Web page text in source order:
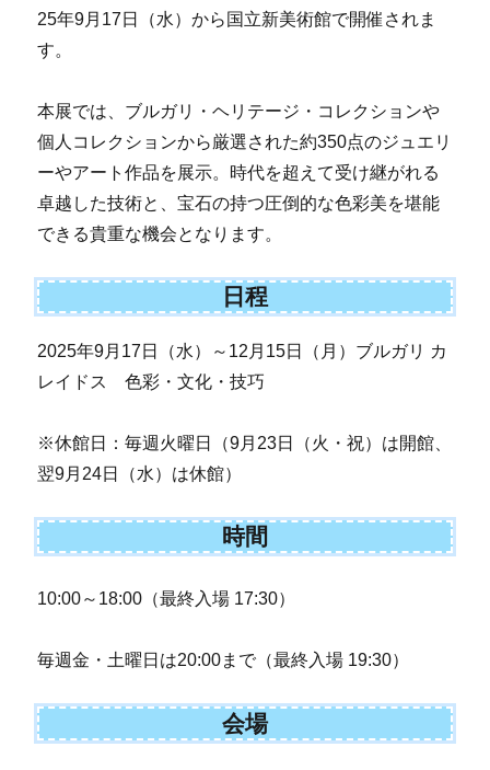
25年9月17日（水）から国立新美術館で開催されま
す。
本展では、ブルガリ・ヘリテージ・コレクションや
個人コレクションから厳選された約350点のジュエリ
ーやアート作品を展示。時代を超えて受け継がれる
卓越した技術と、宝石の持つ圧倒的な色彩美を堪能
できる貴重な機会となります。
日程
2025年9月17日（水）～12月15日（月） ブルガリ カ
レイドス 色彩・文化・技巧
※休館日：毎週火曜日（9月23日（火・祝）は開館、
翌9月24日（水）は休館）
時間
10:00～18:00（最終入場 17:30）
毎週金・土曜日は20:00まで（最終入場 19:30）
会場